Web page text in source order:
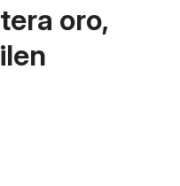
oro,